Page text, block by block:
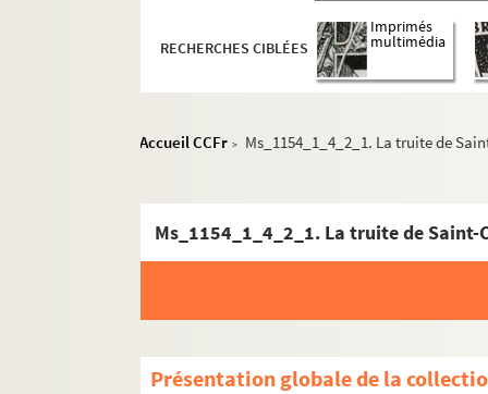
RECHERCHES CIBLÉES
Imprimés
multimédia
Accueil CCFr > Ms_1154_1_4_2_1. La truite de
Ms_1154_1_4_2_1. La truite de
Présentation globale de la